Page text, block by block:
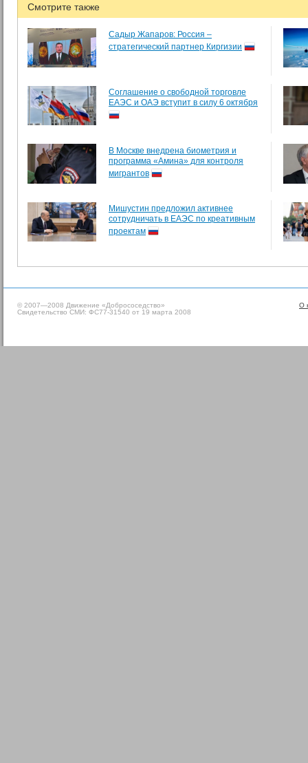
Смотрите также
Садыр Жапаров: Россия –
стратегический партнер Киргизии
Соглашение о свободной торговле
ЕАЭС и ОАЭ вступит в силу 6 октября
В Москве внедрена биометрия и
программа «Амина» для контроля
мигрантов
Мишустин предложил активнее
сотрудничать в ЕАЭС по креативным
проектам
О
© 2007—2008 Движение «Добрососедство»
Свидетельство СМИ: ФС77-31540 от 19 марта 2008